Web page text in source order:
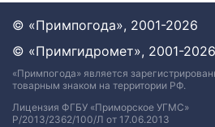
© «Примпогода», 2001-2026
© «Примгидромет», 2001-2026
«Примпогода» является
товарным знаком на территории РФ.
Лицензия ФГБУ «Приморское УГМС»
Р/2013/2362/100/Л от 17.06.2013